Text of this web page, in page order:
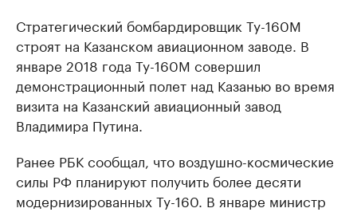
Стратегический бомбардировщик Ту-160М
строят на Казанском авиационном заводе. В
январе 2018 года Ту-160М совершил
демонстрационный полет над Казанью во время
визита на Казанский авиационный завод
Владимира Путина.
Ранее РБК сообщал, что воздушно-космические
силы РФ планируют получить более десяти
модернизированных Ту-160. В январе министр